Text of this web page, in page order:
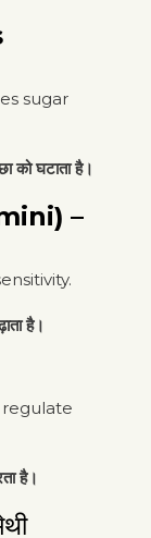
sugar
को घटाता है।
–
है।
है।